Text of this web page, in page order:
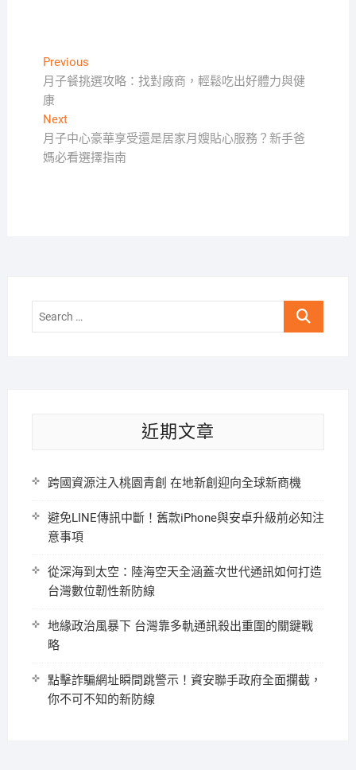
文
章
導
覽
PreviousPrevious
post:
月子餐挑選攻略：找對廠商，輕鬆吃出好體力與健
康
NextNext
post:
月子中心豪華享受還是居家月嫂貼心服務？新手爸
媽必看選擇指南
Search
近期文章
跨國資源注入桃園青創 在地新創迎向全球新商機
避免LINE傳訊中斷！舊款iPhone與安卓升級前必知注
意事項
從深海到太空：陸海空天全涵蓋次世代通訊如何打造
台灣數位韌性新防線
地緣政治風暴下 台灣靠多軌通訊殺出重圍的關鍵戰
略
點擊詐騙網址瞬間跳警示！資安聯手政府全面攔截，
你不可不知的新防線